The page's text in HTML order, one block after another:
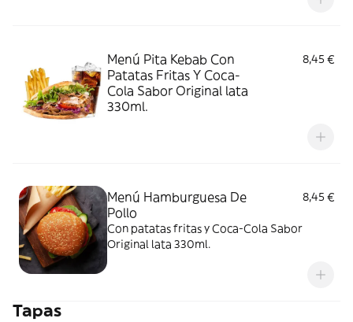
Menú Pita Kebab Con
Patatas Fritas Y Coca-
Cola Sabor Original lata
330ml.
8,45 €
Menú Hamburguesa De
Pollo
8,45 €
Con patatas fritas y Coca-Cola Sabor
Original lata 330ml.
Tapas